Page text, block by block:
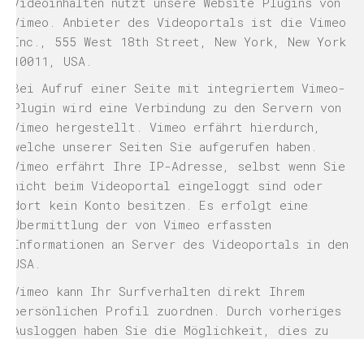
Vimeo. Anbieter des Videoportals ist die Vimeo
Inc., 555 West 18th Street, New York, New York
10011, USA.
Bei Aufruf einer Seite mit integriertem Vimeo-
Plugin wird eine Verbindung zu den Servern von
Vimeo hergestellt. Vimeo erfährt hierdurch,
welche unserer Seiten Sie aufgerufen haben.
Vimeo erfährt Ihre IP-Adresse, selbst wenn Sie
nicht beim Videoportal eingeloggt sind oder
dort kein Konto besitzen. Es erfolgt eine
Übermittlung der von Vimeo erfassten
Informationen an Server des Videoportals in den
USA.
Vimeo kann Ihr Surfverhalten direkt Ihrem
persönlichen Profil zuordnen. Durch vorheriges
Ausloggen haben Sie die Möglichkeit, dies zu